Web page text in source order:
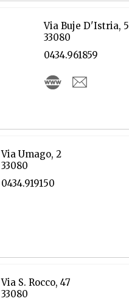
Via Buje D'Istria, 5
33080
0434.961859
Via Umago, 2
33080
0434.919150
Via S. Rocco, 47
33080